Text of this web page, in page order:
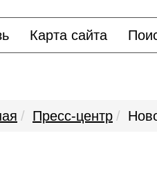
Карта сайта
Пресс-центр